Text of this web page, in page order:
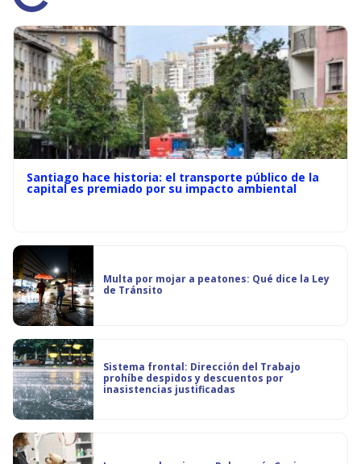
Santiago hace historia: el transporte público de la
capital es premiado por su impacto ambiental
Multa por mojar a peatones: Qué dice la Ley
de Tránsito
Sistema frontal: Dirección del Trabajo
prohíbe despidos y descuentos por
inasistencias justificadas